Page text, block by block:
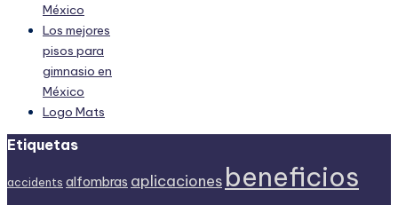
México
Los mejores
pisos para
gimnasio en
México
Logo Mats
Etiquetas
accidents alfombras aplicaciones beneficios